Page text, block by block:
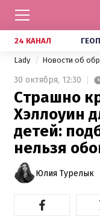
24 КАНАЛ
Lady Новости об
30 октября, 12:30
Страшно
Хэллоуин
детей:
нельзя
Юлия Турелык